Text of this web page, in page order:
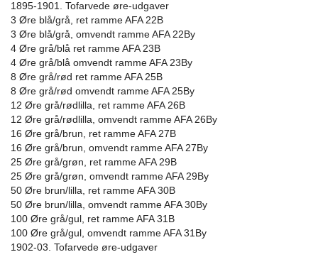
1895-1901. Tofarvede øre-udgaver
3 Øre blå/grå, ret ramme AFA 22B
3 Øre blå/grå, omvendt ramme AFA 22By
4 Øre grå/blå ret ramme AFA 23B
4 Øre grå/blå omvendt ramme AFA 23By
8 Øre grå/rød ret ramme AFA 25B
8 Øre grå/rød omvendt ramme AFA 25By
12 Øre grå/rødlilla, ret ramme AFA 26B
12 Øre grå/rødlilla, omvendt ramme AFA 26By
16 Øre grå/brun, ret ramme AFA 27B
16 Øre grå/brun, omvendt ramme AFA 27By
25 Øre grå/grøn, ret ramme AFA 29B
25 Øre grå/grøn, omvendt ramme AFA 29By
50 Øre brun/lilla, ret ramme AFA 30B
50 Øre brun/lilla, omvendt ramme AFA 30By
100 Øre grå/gul, ret ramme AFA 31B
100 Øre grå/gul, omvendt ramme AFA 31By
1902-03. Tofarvede øre-udgaver